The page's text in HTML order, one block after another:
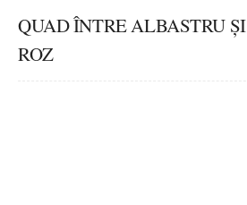
QUAD ÎNTRE ALBASTRU ȘI
ROZ